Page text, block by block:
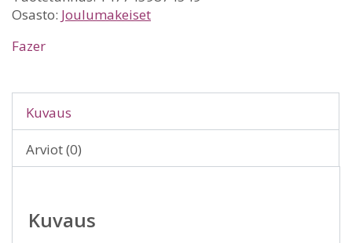
Osasto: Joulumakeiset
Fazer
Kuvaus
Arviot (0)
Kuvaus